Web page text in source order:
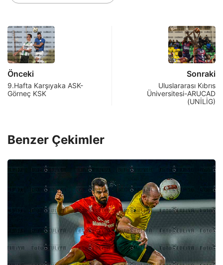
Önceki
9.Hafta Karşıyaka ASK-
Görneç KSK
Sonraki
Uluslararası Kıbrıs
Üniversitesi-ARUCAD
(UNİLİG)
Benzer Çekimler